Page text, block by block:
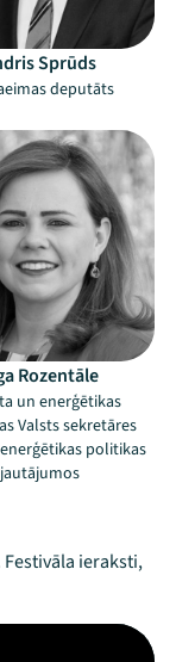
Sprūds
deputāts
Rozentāle
un enerģētikas
Valsts sekretāres
politikas
jautājumos
ieraksti,